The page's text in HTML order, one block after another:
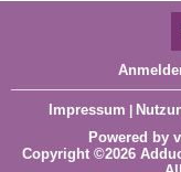
Impressum
Powered by
Copyright ©2026